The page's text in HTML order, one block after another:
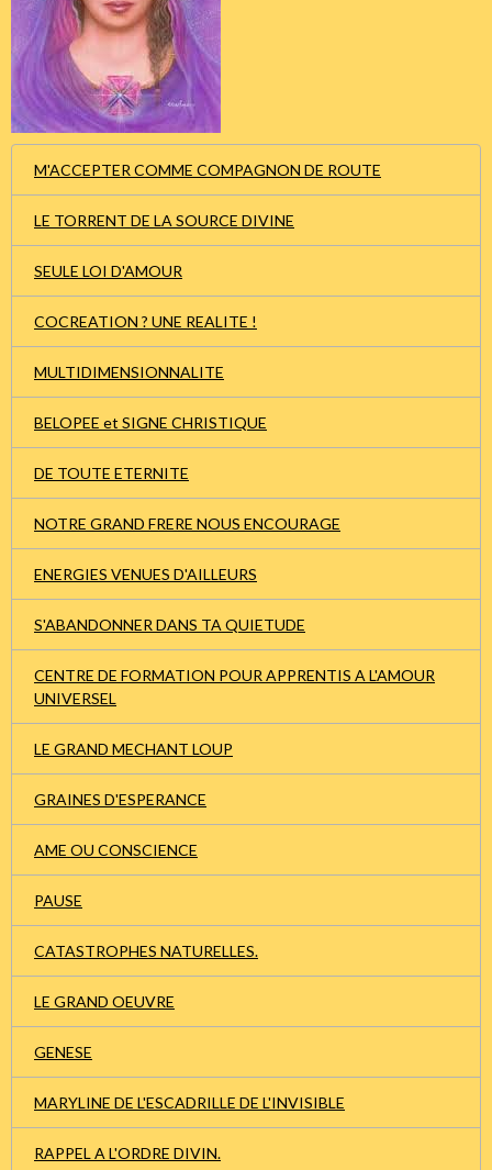
M'ACCEPTER COMME COMPAGNON DE ROUTE
LE TORRENT DE LA SOURCE DIVINE
SEULE LOI D'AMOUR
COCREATION ? UNE REALITE !
MULTIDIMENSIONNALITE
BELOPEE et SIGNE CHRISTIQUE
DE TOUTE ETERNITE
NOTRE GRAND FRERE NOUS ENCOURAGE
ENERGIES VENUES D'AILLEURS
S'ABANDONNER DANS TA QUIETUDE
CENTRE DE FORMATION POUR APPRENTIS A L'AMOUR
UNIVERSEL
LE GRAND MECHANT LOUP
GRAINES D'ESPERANCE
AME OU CONSCIENCE
PAUSE
CATASTROPHES NATURELLES.
LE GRAND OEUVRE
GENESE
MARYLINE DE L'ESCADRILLE DE L'INVISIBLE
RAPPEL A L'ORDRE DIVIN.